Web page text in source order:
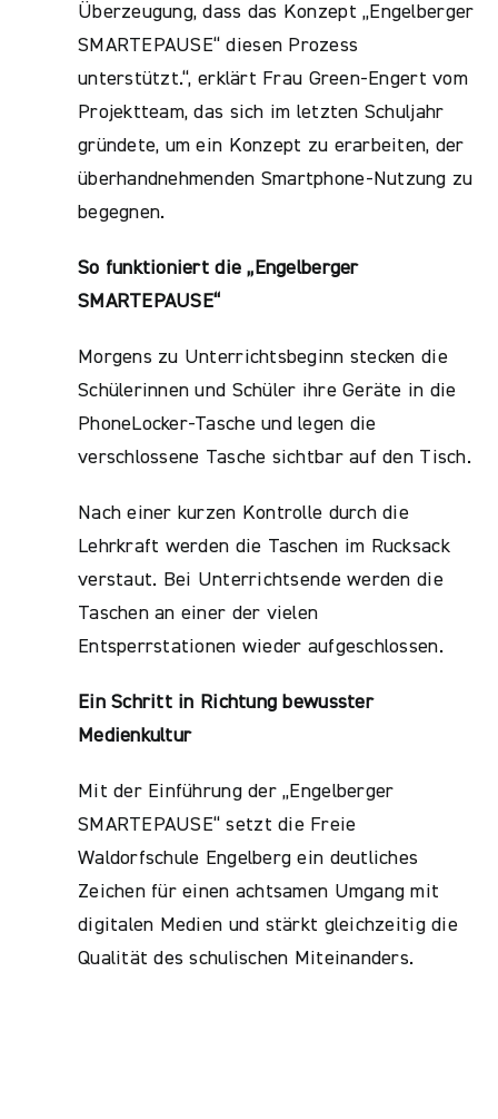
Überzeugung, dass das Konzept „Engelberger
SMARTEPAUSE“ diesen Prozess
unterstützt.“, erklärt Frau Green-Engert vom
Projektteam, das sich im letzten Schuljahr
gründete, um ein Konzept zu erarbeiten, der
überhandnehmenden Smartphone-Nutzung zu
begegnen.
So funktioniert die „Engelberger
SMARTEPAUSE“
Morgens zu Unterrichtsbeginn stecken die
Schülerinnen und Schüler ihre Geräte in die
PhoneLocker-Tasche und legen die
verschlossene Tasche sichtbar auf den Tisch.
Nach einer kurzen Kontrolle durch die
Lehrkraft werden die Taschen im Rucksack
verstaut. Bei Unterrichtsende werden die
Taschen an einer der vielen
Entsperrstationen wieder aufgeschlossen.
Ein Schritt in Richtung bewusster
Medienkultur
Mit der Einführung der „Engelberger
SMARTEPAUSE“ setzt die Freie
Waldorfschule Engelberg ein deutliches
Zeichen für einen achtsamen Umgang mit
digitalen Medien und stärkt gleichzeitig die
Qualität des schulischen Miteinanders.